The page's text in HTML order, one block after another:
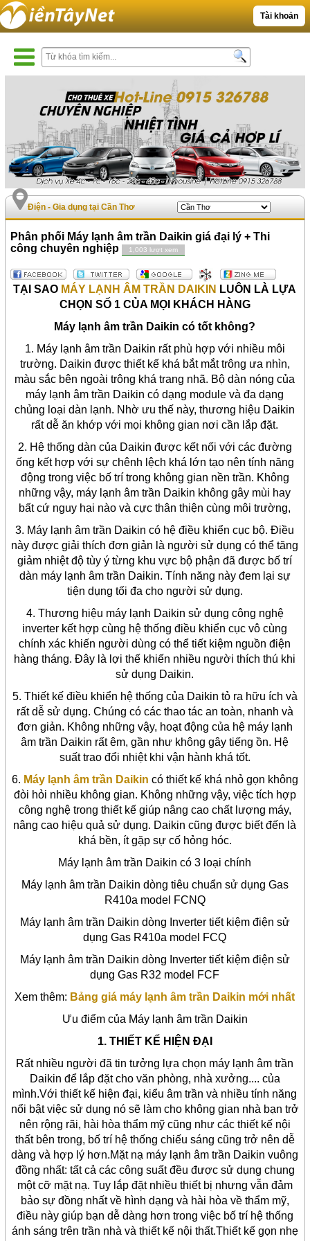
Tài khoản
Điện - Gia dụng tại Cần Thơ
Phân phối Máy lạnh âm trần Daikin giá đại lý + Thi
công chuyên nghiệp
1,003 lượt xem
TẠI SAO MÁY LẠNH ÂM TRẦN DAIKIN LUÔN LÀ LỰA
CHỌN SỐ 1 CỦA MỌI KHÁCH HÀNG
Máy lạnh âm trần Daikin có tốt không?
1. Máy lạnh âm trần Daikin rất phù hợp với nhiều môi
trường. Daikin được thiết kế khá bắt mắt trông ưa nhìn,
màu sắc bên ngoài trông khá trang nhã. Bộ dàn nóng của
máy lạnh âm trần Daikin có dạng module và đa dạng
chủng loại dàn lạnh. Nhờ ưu thế này, thương hiệu Daikin
rất dễ ăn khớp với mọi không gian nơi cần lắp đặt.
2. Hệ thống dàn của Daikin được kết nối với các đường
ống kết hợp với sự chênh lệch khá lớn tạo nên tính năng
động trong việc bố trí trong không gian nền trần. Không
những vậy, máy lạnh âm trần Daikin không gây mùi hay
bất cứ nguy hại nào và cực thân thiện cùng môi trường,
3. Máy lạnh âm trần Daikin có hệ điều khiển cục bộ. Điều
này được giải thích đơn giản là người sử dụng có thể tăng
giảm nhiệt độ tùy ý từng khu vực bộ phận đã được bố trí
dàn máy lạnh âm trần Daikin. Tính năng này đem lại sự
tiện dụng tối đa cho người sử dụng.
4. Thương hiệu máy lạnh Daikin sử dụng công nghệ
inverter kết hợp cùng hệ thống điều khiển cục vô cùng
chính xác khiến người dùng có thể tiết kiệm nguồn điện
hàng tháng. Đây là lợi thế khiến nhiều người thích thú khi
sử dụng Daikin.
5. Thiết kế điều khiển hệ thống của Daikin tỏ ra hữu ích và
rất dễ sử dụng. Chúng có các thao tác an toàn, nhanh và
đơn giản. Không những vậy, hoạt động của hệ máy lạnh
âm trần Daikin rất êm, gần như không gây tiếng ồn. Hệ
suất trao đổi nhiệt khi vận hành khá tốt.
6. Máy lạnh âm trần Daikin có thiết kế khá nhỏ gọn không
đòi hỏi nhiều không gian. Không những vậy, việc tích hợp
công nghệ trong thiết kế giúp nâng cao chất lượng máy,
nâng cao hiệu quả sử dụng. Daikin cũng được biết đến là
khá bền, ít gặp sự cố hỏng hóc.
Máy lạnh âm trần Daikin có 3 loại chính
Máy lạnh âm trần Daikin dòng tiêu chuẩn sử dụng Gas
R410a model FCNQ
Máy lạnh âm trần Daikin dòng Inverter tiết kiệm điện sử
dụng Gas R410a model FCQ
Máy lạnh âm trần Daikin dòng Inverter tiết kiệm điện sử
dụng Gas R32 model FCF
Xem thêm: Bảng giá máy lạnh âm trần Daikin mới nhất
Ưu điểm của Máy lạnh âm trần Daikin
1. THIẾT KẾ HIỆN ĐẠI
Rất nhiều người đã tin tưởng lựa chọn máy lạnh âm trần
Daikin để lắp đặt cho văn phòng, nhà xưởng.... của
mình.Với thiết kế hiện đại, kiểu âm trần và nhiều tính năng
nổi bật việc sử dụng nó sẽ làm cho không gian nhà bạn trở
nên rộng rãi, hài hòa thẩm mỹ cũng như các thiết kế nội
thất bên trong, bố trí hệ thống chiếu sáng cũng trở nên dễ
dàng và hợp lý hơn.Mặt nạ máy lạnh âm trần Daikin vuông
đồng nhất: tất cả các công suất đều được sử dụng chung
một cỡ mặt nạ. Tuy lắp đặt nhiều thiết bị nhưng vẫn đảm
bảo sự đồng nhất về hình dạng và hài hòa về thẩm mỹ,
điều này giúp bạn dễ dàng hơn trong việc bố trí hệ thống
ánh sáng trên trần nhà và thiết kế nội thất.Thiết kế gọn nhẹ